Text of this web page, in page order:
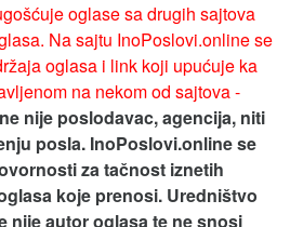
oglase sa drugih sajtova
Na sajtu InoPoslovi.online se
oglasa i link koji upućuje ka
na nekom od sajtova -
nije poslodavac, agencija, niti
posla. InoPoslovi.online se
za tačnost iznetih
koje prenosi. Uredništvo
nije autor oglasa te ne snosi